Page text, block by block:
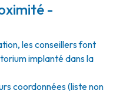
-
les conseillers font
implanté dans la
coordonnées (liste non